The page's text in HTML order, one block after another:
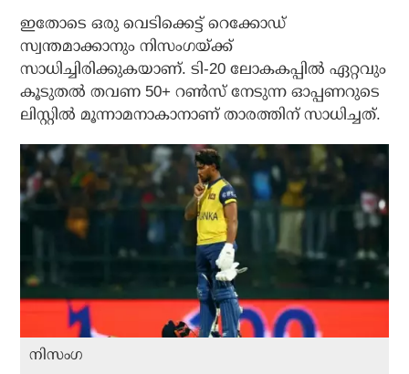
ഇതോടെ ഒരു വെടിക്കെട്ട് റെക്കോഡ്
സ്വന്തമാക്കാനും നിസംഗയ്ക്ക്
സാധിച്ചിരിക്കുകയാണ്. ടി-20 ലോകകപ്പില്‍ ഏറ്റവും
കൂടുതല്‍ തവണ 50+ റണ്‍സ് നേടുന്ന ഓപ്പണറുടെ
ലിസ്റ്റില്‍ മൂന്നാമനാകാനാണ് താരത്തിന് സാധിച്ചത്.
നിസംഗ